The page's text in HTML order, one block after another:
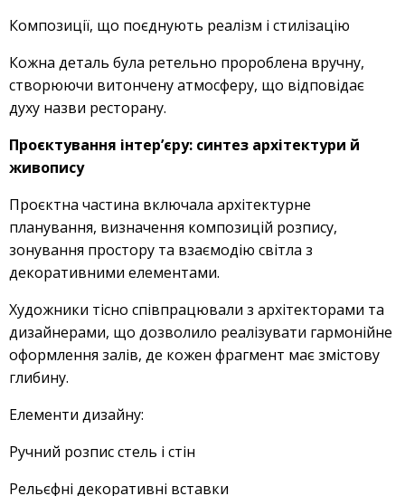
Композиції, що поєднують реалізм і стилізацію
Кожна деталь була ретельно пророблена вручну,
створюючи витончену атмосферу, що відповідає
духу назви ресторану.
Проєктування інтер’єру: синтез архітектури й
живопису
Проєктна частина включала архітектурне
планування, визначення композицій розпису,
зонування простору та взаємодію світла з
декоративними елементами.
Художники тісно співпрацювали з архітекторами та
дизайнерами, що дозволило реалізувати гармонійне
оформлення залів, де кожен фрагмент має змістову
глибину.
Елементи дизайну:
Ручний розпис стель і стін
Рельєфні декоративні вставки